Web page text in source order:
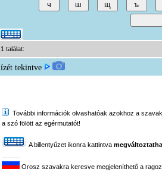
1 találat:
ízét tekintve
További információk olvashatóak azokhoz a
a szó fölött az egérmutatót!
A billentyűzet ikonra kattintva
Orosz szavakra keresve megjeleníthető a